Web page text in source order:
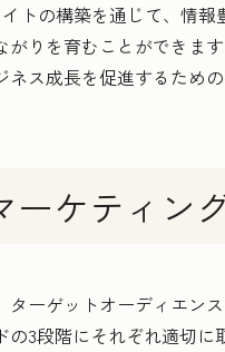
トの構築を通じて、情
りを育むことができま
ス成長を促進するため
ーケティン
ーゲットオーディエン
3段階にそれぞれ適切